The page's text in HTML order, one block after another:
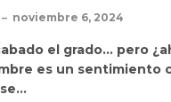
noviembre 6, 2024
el grado… pero
es un sentimiento